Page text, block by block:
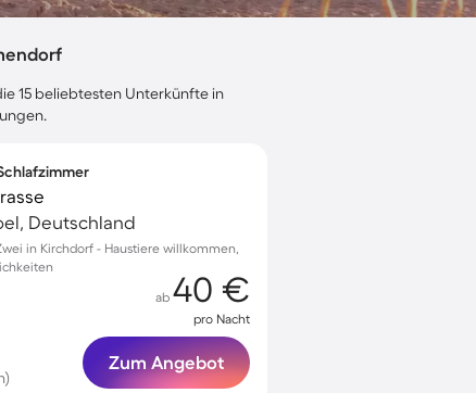
15 beliebtesten Unterkünfte in
Deutschland
in Kirchdorf - Haustiere willkommen,
ab 40 €
pro Nacht
Zum Angebot